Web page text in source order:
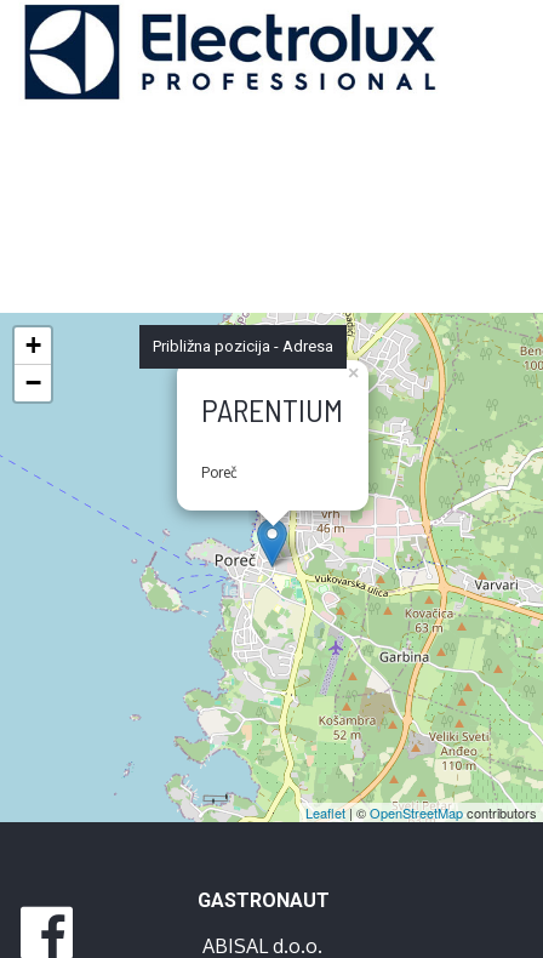
PARENTIUM
Poreč
×
+
−
Leaflet| ©OpenStreetMapcontributors
Približna pozicija - Adresa
GASTRONAUT
ABISAL d.o.o.